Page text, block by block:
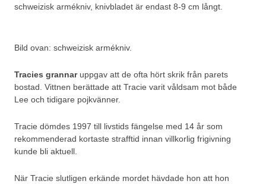
schweizisk armékniv, knivbladet är endast 8-9 cm långt.
Bild ovan: schweizisk armékniv.
Tracies grannaruppgav att de ofta hört skrik från parets
bostad. Vittnen berättade att Tracie varit våldsam mot både
Lee och tidigare pojkvänner.
Tracie dömdes 1997 till livstids fängelse med 14 år som
rekommenderad kortaste strafftid innan villkorlig frigivning
kunde bli aktuell.
När Tracie slutligen erkände mordet hävdade hon att hon